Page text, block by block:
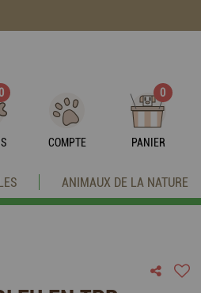
COMPTE
0
PANIER
ANIMAUX DE LA NATURE